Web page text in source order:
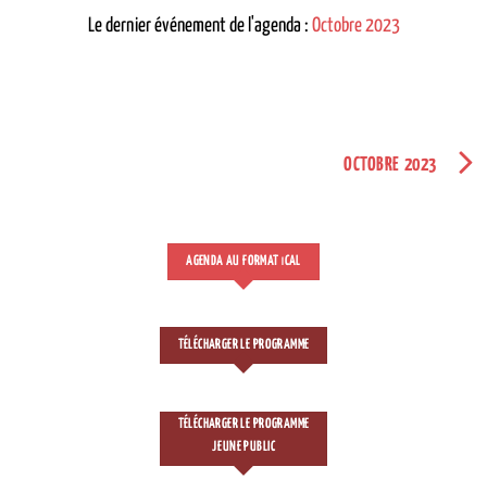
Le dernier événement de l'agenda : Octobre 2023
OCTOBRE 2023
AGENDA AU FORMAT CAL
TÉLÉCHARGER LE PROGRAMME
TÉLÉCHARGER LE PROGRAMME
JEUNE PUBLIC